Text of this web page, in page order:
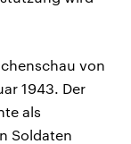
von
1943. Der
als
Soldaten